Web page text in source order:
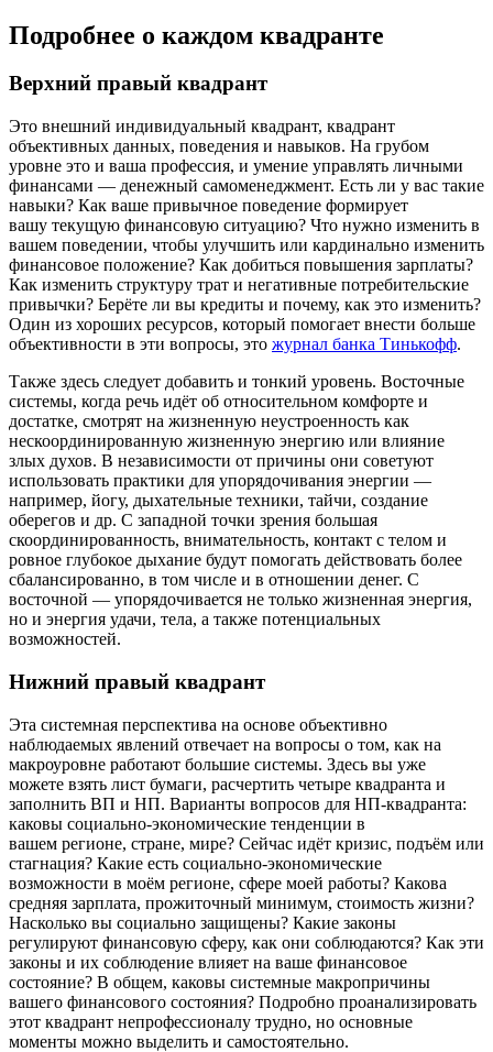
Подробнее о каждом квадранте
Верхний правый квадрант
Это внешний индивидуальный квадрант, квадрант
объективных данных, поведения и навыков. На грубом
уровне это и ваша профессия, и умение управлять личными
финансами — денежный самоменеджмент. Есть ли у вас такие
навыки? Как ваше привычное поведение формирует
вашу текущую финансовую ситуацию? Что нужно изменить в
вашем поведении, чтобы улучшить или кардинально изменить
финансовое положение? Как добиться повышения зарплаты?
Как изменить структуру трат и негативные потребительские
привычки? Берёте ли вы кредиты и почему, как это изменить?
Один из хороших ресурсов, который помогает внести больше
объективности в эти вопросы, это журнал банка Тинькофф.
Также здесь следует добавить и тонкий уровень. Восточные
системы, когда речь идёт об относительном комфорте и
достатке, смотрят на жизненную неустроенность как
нескоординированную жизненную энергию или влияние
злых духов. В независимости от причины они советуют
использовать практики для упорядочивания энергии —
например, йогу, дыхательные техники, тайчи, создание
оберегов и др. С западной точки зрения большая
скоординированность, внимательность, контакт с телом и
ровное глубокое дыхание будут помогать действовать более
сбалансированно, в том числе и в отношении денег. С
восточной — упорядочивается не только жизненная энергия,
но и энергия удачи, тела, а также потенциальных
возможностей.
Нижний правый квадрант
Эта системная перспектива на основе объективно
наблюдаемых явлений отвечает на вопросы о том, как на
макроуровне работают большие системы. Здесь вы уже
можете взять лист бумаги, расчертить четыре квадранта и
заполнить ВП и НП. Варианты вопросов для НП-квадранта:
каковы социально-экономические тенденции в
вашем регионе, стране, мире? Сейчас идёт кризис, подъём или
стагнация? Какие есть социально-экономические
возможности в моём регионе, сфере моей работы? Какова
средняя зарплата, прожиточный минимум, стоимость жизни?
Насколько вы социально защищены? Какие законы
регулируют финансовую сферу, как они соблюдаются? Как эти
законы и их соблюдение влияет на ваше финансовое
состояние? В общем, каковы системные макропричины
вашего финансового состояния? Подробно проанализировать
этот квадрант непрофессионалу трудно, но основные
моменты можно выделить и самостоятельно.